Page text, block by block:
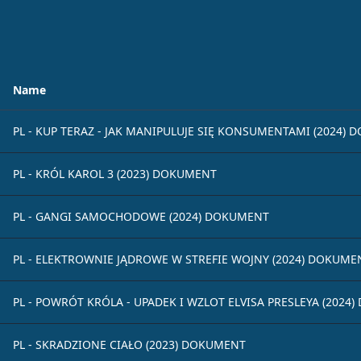
Name
PL - KUP TERAZ - JAK MANIPULUJE SIĘ KONSUMENTAMI (2024)
PL - KRÓL KAROL 3 (2023) DOKUMENT
PL - GANGI SAMOCHODOWE (2024) DOKUMENT
PL - ELEKTROWNIE JĄDROWE W STREFIE WOJNY (2024)
PL - POWRÓT KRÓLA - UPADEK I WZLOT ELVISA PRESLEYA
PL - SKRADZIONE CIAŁO (2023) DOKUMENT